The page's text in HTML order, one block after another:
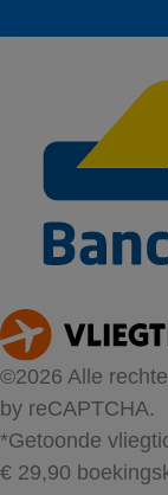
©2026 Alle
by reCAPTCHA.
*Getoonde
€ 29,90